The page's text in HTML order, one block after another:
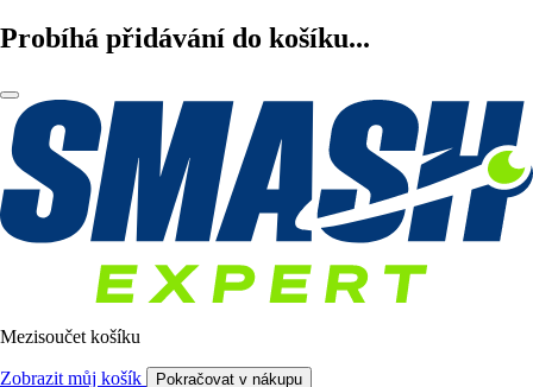
Probíhá přidávání do košíku...
Mezisoučet košíku
Zobrazit můj košík Pokračovat v nákupu